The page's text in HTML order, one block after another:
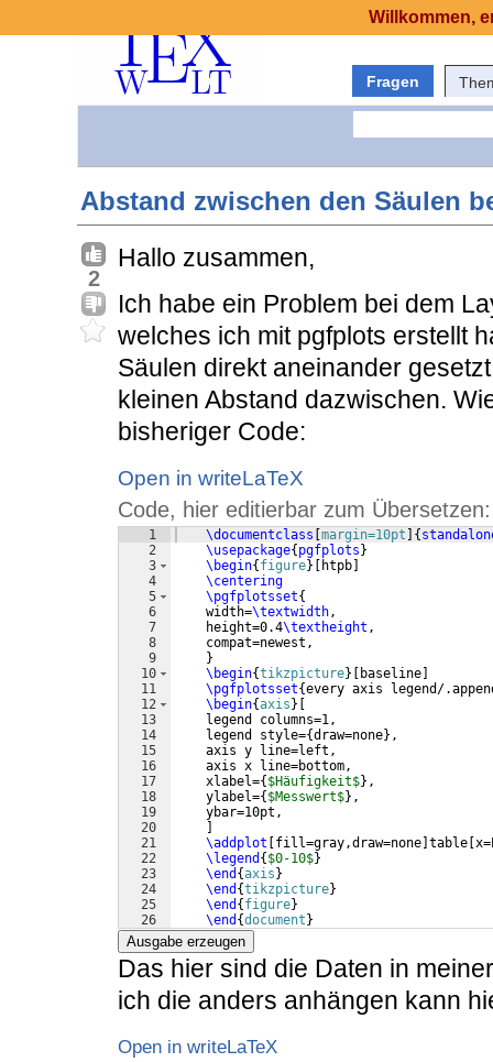
Fragen
Abstand zwischen den Säulen
2
Hallo zusammen,
Ich habe ein Problem bei dem
welches ich mit pgfplots erstellt
Säulen direkt aneinander
kleinen Abstand dazwischen.
bisheriger Code:
Open in writeLaTeX
Code, hier editierbar zum Übersetzen:
1
2
3
4
5
6
7
8
9
10
11
12
13
14
15
16
17
18
19
20
21
22
23
24
25
26
\documentclass margin=10pt {
\usepackage{ pgfplots }
\begin{ figure} htpb
\centering
\pgfplotsset{
    width=
\textwidth,
    height=0.4
\textheight ,
    compat=newest,
}
\begin{tikzpicture} baseline
\pgfplotsset{every axis legend/
\begin{axis }
    legend columns=1,
    legend style=
{draw=none} ,
    axis y line=left,
    axis x line=bottom,
    xlabel=
{ $Häufigkeit$} ,
    ylabel=
{ $Messwert$} ,
    ybar=10pt,
\addplot
fill=gray,draw=none table
\legend { $0-10$}
\end {axis }
\end {tikzpicture}
\end { figure}
\end {document }
Ausgabe erzeugen
Das hier sind die Daten in
ich die anders anhängen kann
Open in writeLaTeX
Willkommen,